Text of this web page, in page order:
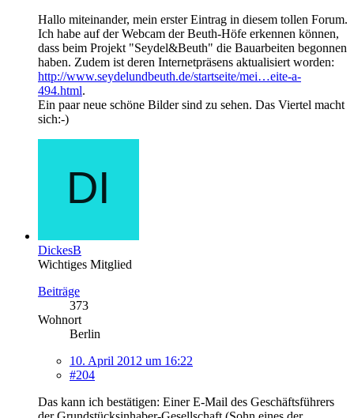
Hallo miteinander, mein erster Eintrag in diesem tollen Forum.
Ich habe auf der Webcam der Beuth-Höfe erkennen können,
dass beim Projekt "Seydel&Beuth" die Bauarbeiten begonnen
haben. Zudem ist deren Internetpräsens aktualisiert worden:
http://www.seydelundbeuth.de/startseite/mei…eite-a-
494.html.
Ein paar neue schöne Bilder sind zu sehen. Das Viertel macht
sich:-)
DickesB
Wichtiges Mitglied
Beiträge
373
Wohnort
Berlin
10. April 2012 um 16:22
#204
Das kann ich bestätigen: Einer E-Mail des Geschäftsführers